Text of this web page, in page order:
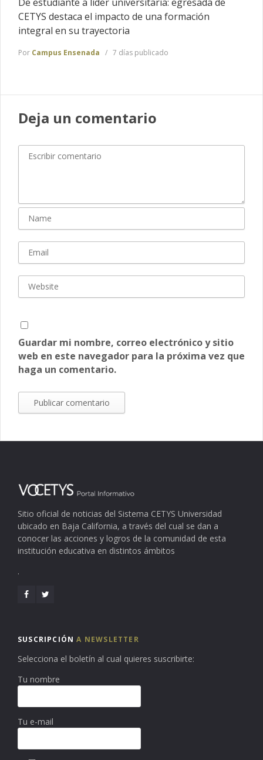
De estudiante a líder universitaria: egresada de
CETYS destaca el impacto de una formación
integral en su trayectoria
Por Campus Ensenada 7 días publicado
Deja un comentario
Guardar mi nombre, correo electrónico y sitio
web en este navegador para la próxima vez que
haga un comentario.
Sitio oficial de noticias del Sistema CETYS Universidad
ubicado en Baja California, a través del cual se dan a
conocer las acciones y logros de la comunidad de esta
institución educativa en distintos ámbitos
.
SUSCRIPCIÓNA NEWSLETTER
Selecciona el boletín al cual quieres suscribirte:
Tu nombre
Tu e-mail